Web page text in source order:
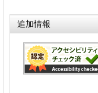
追加情報